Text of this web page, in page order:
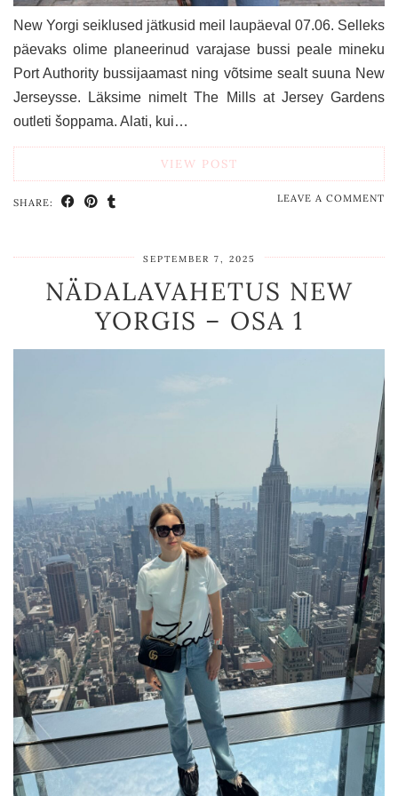
New Yorgi seiklused jätkusid meil laupäeval 07.06. Selleks
päevaks olime planeerinud varajase bussi peale mineku
Port Authority bussijaamast ning võtsime sealt suuna New
Jerseysse. Läksime nimelt The Mills at Jersey Gardens
outleti šoppama. Alati, kui…
VIEW POST
SHARE: LEAVE A COMMENT
SEPTEMBER 7, 2025
NÄDALAVAHETUS NEW
YORGIS – OSA 1